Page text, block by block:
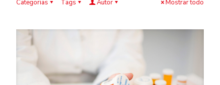
Categorias Tags Autor Mostrar todo